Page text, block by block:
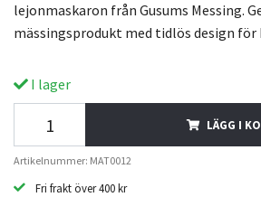
lejonmaskaron från Gusums Messing.
mässingsprodukt med tidlös design för
I lager
LÄGG I
Artikelnummer: MAT0012
Fri frakt över 400 kr